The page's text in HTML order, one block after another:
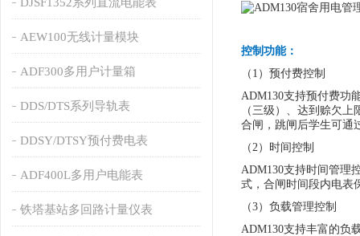
AEW100无线计量模块
ADF300多用户计量箱
DDS/DTS系列导轨表
DDSY/DTSY预付费电表
ADF400L多用户电能表
铁塔基站多回路计量仪表
控制功能：
（1）预付费控制
ADM130支持预付费功
（三级）、达到赊欠
合闸，跳闸后学生可通
（2）时间控制
ADM130支持时间管理
式，合闸时间段内电表
（3）负载管理控制
ADM130支持丰富的负